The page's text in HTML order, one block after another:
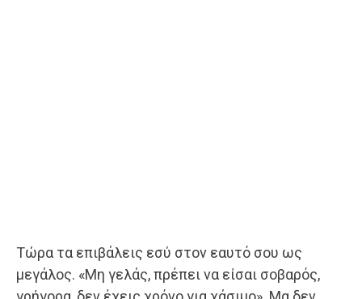
Τώρα τα επιβάλεις εσύ στον εαυτό σου ως
μεγάλος. «Μη γελάς, πρέπει να είσαι σοβαρός,